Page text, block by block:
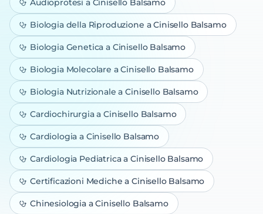
Audioprotesi a Cinisello Balsamo
Biologia della Riproduzione a Cinisello Balsamo
Biologia Genetica a Cinisello Balsamo
Biologia Molecolare a Cinisello Balsamo
Biologia Nutrizionale a Cinisello Balsamo
Cardiochirurgiaa Cinisello Balsamo
Cardiologia a Cinisello Balsamo
Cardiologia Pediatricaa Cinisello Balsamo
Certificazioni Mediche a Cinisello Balsamo
Chinesiologiaa Cinisello Balsamo